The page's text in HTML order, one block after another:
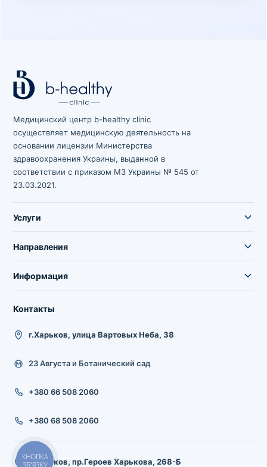
Медицинский центр b-healthy clinic
осуществляет медицинскую деятельность на
основании лицензии Министерства
здравоохранения Украины, выданной в
соответствии с приказом МЗ Украины № 545 от
23.03.2021.
Услуги
Направления
Информация
Контакты
г.Харьков, улица Вартовых Неба, 38
23 Августа и Ботанический сад
+380 66 508 2060
+380 68 508 2060
г.Харьков, пр.Героев Харькова, 268-Б
КНОПКА
ЗВ'ЯЗКУ